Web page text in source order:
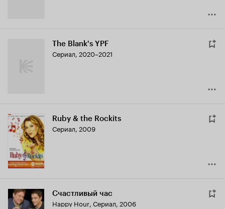
The Blank's YPF
Сериал, 2020–2021
Ruby & the Rockits
Сериал, 2009
Счастливый час
Happy Hour, Сериал, 2006